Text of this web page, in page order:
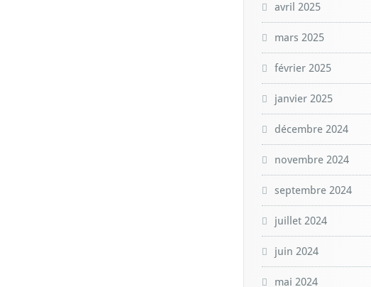
avril 2025
mars 2025
février 2025
janvier 2025
décembre 2024
novembre 2024
septembre 2024
juillet 2024
juin 2024
mai 2024